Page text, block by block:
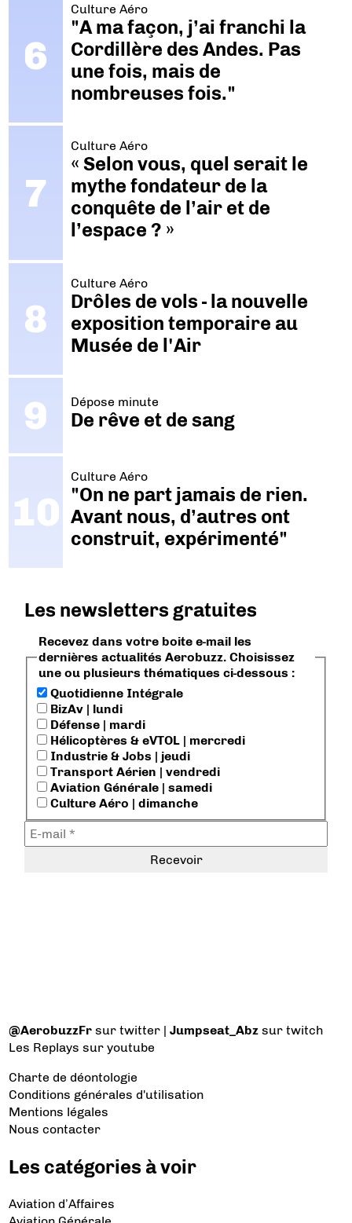
Culture Aéro
"A ma façon, j’ai franchi la
Cordillère des Andes. Pas
une fois, mais de
nombreuses fois."
Culture Aéro
« Selon vous, quel serait le
mythe fondateur de la
conquête de l’air et de
l’espace ? »
Culture Aéro
Drôles de vols - la nouvelle
exposition temporaire au
Musée de l'Air
Dépose minute
De rêve et de sang
Culture Aéro
"On ne part jamais de rien.
Avant nous, d’autres ont
construit, expérimenté"
Les newsletters gratuites
Recevez dans votre boite e-mail les
dernières actualités Aerobuzz. Choisissez
une ou plusieurs thématiques ci-dessous :
Quotidienne Intégrale
BizAv | lundi
Défense | mardi
Hélicoptères & eVTOL | mercredi
Industrie & Jobs | jeudi
Transport Aérien | vendredi
Aviation Générale | samedi
Culture Aéro | dimanche
@AerobuzzFr sur twitter |Jumpseat_Abz sur twitch
Les Replays sur youtube
Charte de déontologie
Conditions générales d'utilisation
Mentions légales
Nous contacter
Les catégories à voir
Aviation d’Affaires